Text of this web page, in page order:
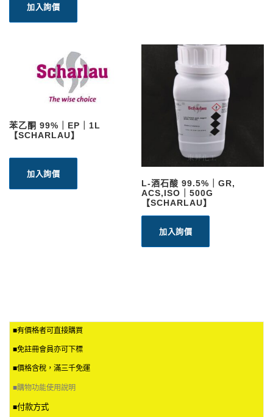
加入詢價
苯乙酮 99%｜EP｜1L
【SCHARLAU】
加入詢價
L-酒石酸 99.5%｜GR,
ACS,ISO｜500G
【SCHARLAU】
加入詢價
■有價格者可直接購買
■免註冊會員亦可下標
■價格含稅，滿三千免運
■購物功能使用說明
■付款方式